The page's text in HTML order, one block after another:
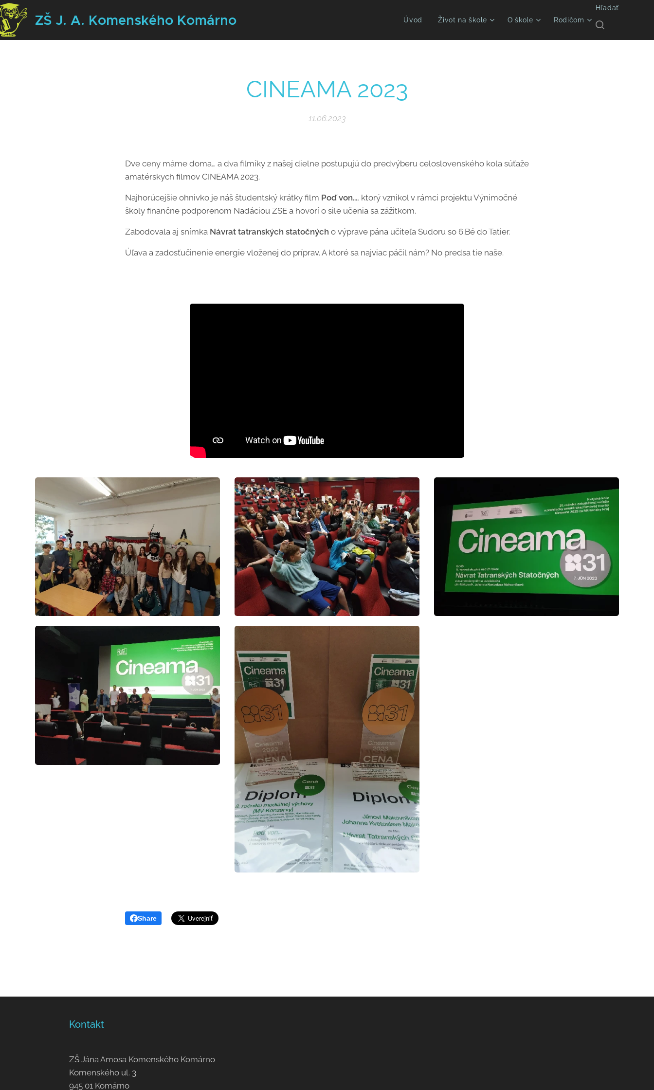
ZŠ J. A. Komenského Komárno Úvod Život na škole O škole Rodičom
Hľadať
CINEAMA 2023
11.06.2023
Dve ceny máme doma… a dva filmíky z našej dielne postupujú do predvýberu celoslovenského kola súťaže
amatérskych filmov CINEAMA 2023.
Najhorúcejšie ohnivko je náš študentský krátky film Poď von…, ktorý vznikol v rámci projektu Výnimočné
školy finančne podporenom Nadáciou ZSE a hovorí o sile učenia sa zážitkom.
Zabodovala aj snímka Návrat tatranských statočných o výprave pána učiteľa Sudoru so 6.Bé do Tatier.
Úľava a zadosťučinenie energie vloženej do príprav. A ktoré sa najviac páčil nám? No predsa tie naše.
Share
Kontakt
ZŠ Jána Amosa Komenského Komárno
Komenského ul. 3
945 01 Komárno